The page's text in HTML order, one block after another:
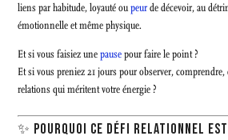
liens par habitude, loyauté oupeurde décevoir, au
émotionnelle et même physique.
Et si vous faisiez unepausepour faire le point ?
Et si vous preniez 21 jours pour observer,
relations qui méritent votre énergie ?
✨ POURQUOI CE DÉFI RELATIONNEL